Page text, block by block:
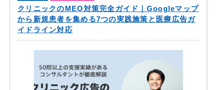
クリニックのMEO対策完全ガイド｜Googleマップ
から新規患者を集める7つの実践施策と医療広告ガ
イドライン対応